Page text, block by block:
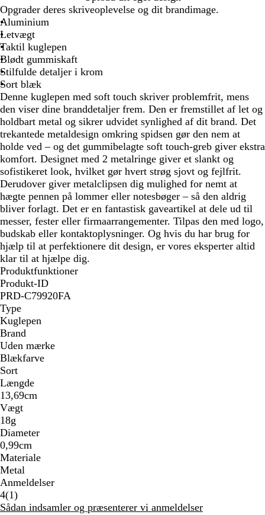
v
i
d
ø
d
y
s
e
g
r
å
ø
r
k
l
i
l
l
a
a
r
m
g
r
å
l
å
ø
r
k
e
g
r
ø
n
o
r
t
Opgrader deres skriveoplevelse og dit brandimage.
Aluminium
Letvægt
Taktil kuglepen
Blødt gummiskaft
Stilfulde detaljer i krom
Sort blæk
Denne kuglepen med soft touch skriver problemfrit, mens
den viser dine branddetaljer frem. Den er fremstillet af let og
holdbart metal og sikrer udvidet synlighed af dit brand. Det
trekantede metaldesign omkring spidsen gør den nem at
holde ved – og det gummibelagte soft touch-greb giver ekstra
komfort. Designet med 2 metalringe giver et slankt og
sofistikeret look, hvilket gør hvert strøg sjovt og fejlfrit.
Derudover giver metalclipsen dig mulighed for nemt at
hægte pennen på lommer eller notesbøger – så den aldrig
bliver forlagt. Det er en fantastisk gaveartikel at dele ud til
messer, fester eller firmaarrangementer. Tilpas den med logo,
budskab eller kontaktoplysninger. Og hvis du har brug for
hjælp til at perfektionere dit design, er vores eksperter altid
klar til at hjælpe dig.
Produktfunktioner
Produkt-ID
PRD-C79920FA
Type
Kuglepen
Brand
Uden mærke
Blækfarve
Sort
Længde
13,69cm
Vægt
18g
Diameter
0,99cm
Materiale
Metal
Anmeldelser
4(11
anmeldelser
)
Sådan indsamler og præsenterer vi anmeldelser